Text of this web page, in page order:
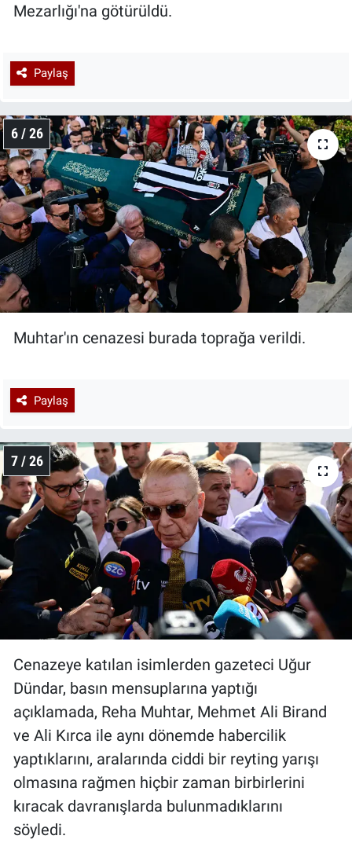
Mezarlığı'na götürüldü.
Paylaş
6 / 26
Muhtar'ın cenazesi burada toprağa verildi.
Paylaş
7 / 26
Cenazeye katılan isimlerden gazeteci Uğur
Dündar, basın mensuplarına yaptığı
açıklamada, Reha Muhtar, Mehmet Ali Birand
ve Ali Kırca ile aynı dönemde habercilik
yaptıklarını, aralarında ciddi bir reyting yarışı
olmasına rağmen hiçbir zaman birbirlerini
kıracak davranışlarda bulunmadıklarını
söyledi.